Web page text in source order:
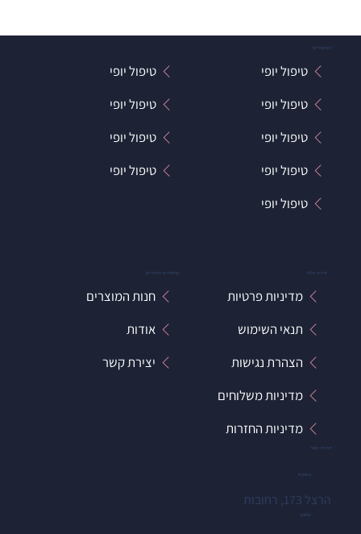
קישורים מהירים
חנות המוצרים
אודות
יצירת קשר
מידע כללי
מדיניות פרטיות
תנאי השימוש
הצהרת נגישות
מדיניות משלוחים
מדיניות החזרות
הטיפולים
טיפול יופי
טיפול יופי
טיפול יופי
טיפול יופי
טיפול יופי
טיפול יופי
טיפול יופי
טיפול יופי
טיפול יופי
יצירת קשר
כתובת
הרצל 173, רחובות
טלפון